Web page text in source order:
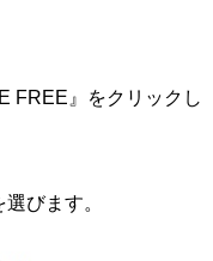
FREE』をクリックし
びます。